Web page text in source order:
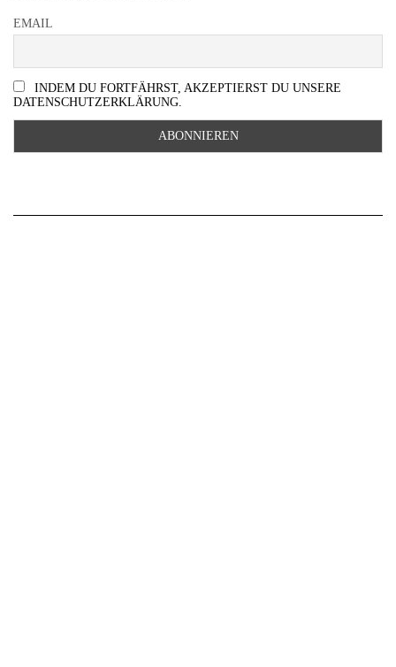
EMAIL
INDEM DU FORTFÄHRST, AKZEPTIERST DU UNSERE
DATENSCHUTZERKLÄRUNG.